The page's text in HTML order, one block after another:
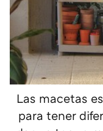
Las macetas
para tener